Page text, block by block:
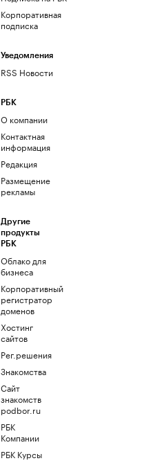
Корпоративная
подписка
Уведомления
RSS Новости
РБК
О компании
Контактная
информация
Редакция
Размещение
рекламы
Другие
продукты
РБК
Облако для
бизнеса
Корпоративный
регистратор
доменов
Хостинг
сайтов
Рег.решения
Знакомства
Сайт
знакомств
podbor.ru
РБК
Компании
РБК Курсы